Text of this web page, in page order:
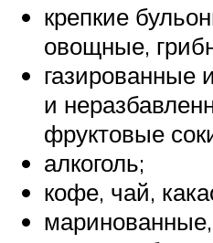
крепкие
овощные,
газированные
и
фруктовые
алкоголь;
кофе, чай,